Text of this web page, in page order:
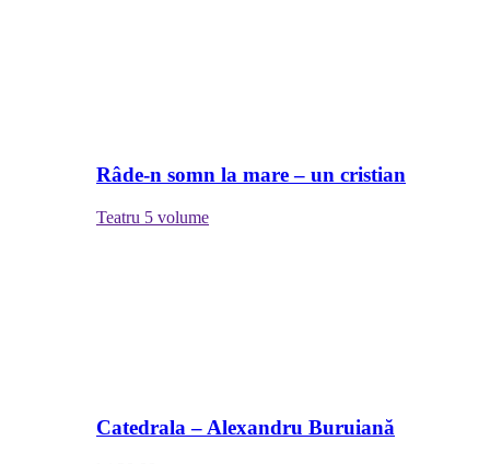
Râde-n somn la mare – un cristian
Teatru 5 volume
Catedrala – Alexandru Buruiană